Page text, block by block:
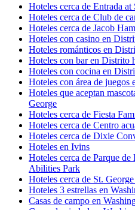
Hoteles cerca de Entrada
Hoteles cerca de Club de
Hoteles cerca de Jacob
Hoteles con casino en
Hoteles románticos en
Hoteles con bar en Distrito
Hoteles con cocina en
Hoteles con área de
Hoteles que aceptan
George
Hoteles cerca de Fiesta
Hoteles cerca de Centro
Hoteles cerca de Dixie
Hoteles en Ivins
Hoteles cerca de Parque
Abilities Park
Hoteles cerca de St.
Hoteles 3 estrellas en
Casas de campo en